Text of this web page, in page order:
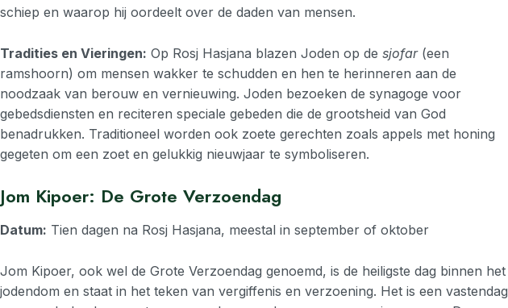
schiep en waarop hij oordeelt over de daden van mensen.
Tradities en Vieringen: Op Rosj Hasjana blazen Joden op de sjofar(een
ramshoorn) om mensen wakker te schudden en hen te herinneren aan de
noodzaak van berouw en vernieuwing. Joden bezoeken de synagoge voor
gebedsdiensten en reciteren speciale gebeden die de grootsheid van God
benadrukken. Traditioneel worden ook zoete gerechten zoals appels met honing
gegeten om een zoet en gelukkig nieuwjaar te symboliseren.
Jom Kipoer: De Grote Verzoendag
Datum: Tien dagen na Rosj Hasjana, meestal in september of oktober
Jom Kipoer, ook wel de Grote Verzoendag genoemd, is de heiligste dag binnen het
jodendom en staat in het teken van vergiffenis en verzoening. Het is een vastendag